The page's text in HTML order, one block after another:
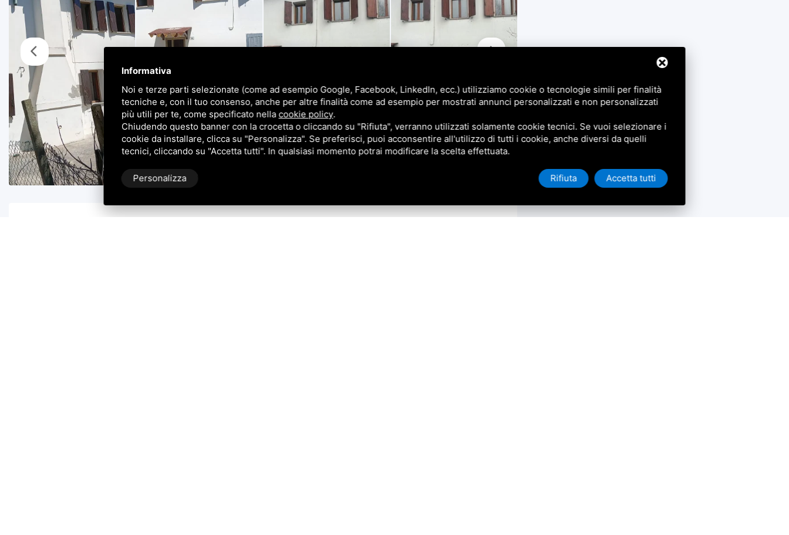
Informativa
Noi e terze parti selezionate (come ad esempio Google, Facebook, LinkedIn, ecc.) utilizziamo cookie o tecnologie simili per finalità
tecniche e, con il tuo consenso, anche per altre finalità come ad esempio per mostrati annunci personalizzati e non personalizzati
più utili per te, come specificato nella cookie policy.
Chiudendo questo banner con la crocetta o cliccando su "Rifiuta", verranno utilizzati solamente cookie tecnici. Se vuoi selezionare i
cookie da installare, clicca su "Personalizza". Se preferisci, puoi acconsentire all'utilizzo di tutti i cookie, anche diversi da quelli
tecnici, cliccando su "Accetta tutti". In qualsiasi momento potrai modificare la scelta effettuata.
Personalizza Rifiuta Accetta tutti